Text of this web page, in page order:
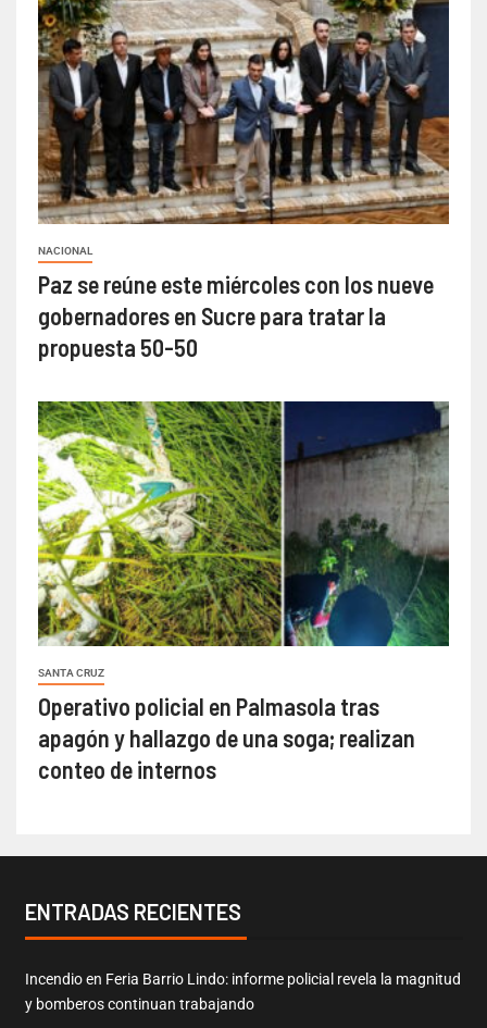
NACIONAL
Paz se reúne este miércoles con los nueve
gobernadores en Sucre para tratar la
propuesta 50-50
SANTA CRUZ
Operativo policial en Palmasola tras
apagón y hallazgo de una soga; realizan
conteo de internos
ENTRADAS RECIENTES
Incendio en Feria Barrio Lindo: informe policial revela la magnitud
y bomberos continuan trabajando